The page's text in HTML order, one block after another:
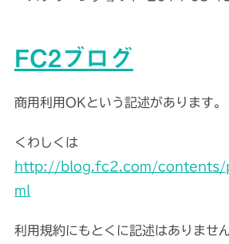
FC2ブログ
商用利用OKという記述があります。
くわしくは
http://blog.fc2.com/
ml
利用規約にもとくに記述はありません